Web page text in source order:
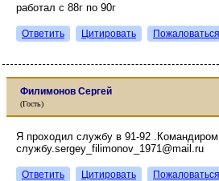
работал с 88г по 90г
Ответить Цитировать Пожаловаться
Филимонов Сергей
(Гость)
Я проходил службу в 91-92
службу.sergey_filimonov_1971@mail.ru
Ответить Цитировать Пожаловаться